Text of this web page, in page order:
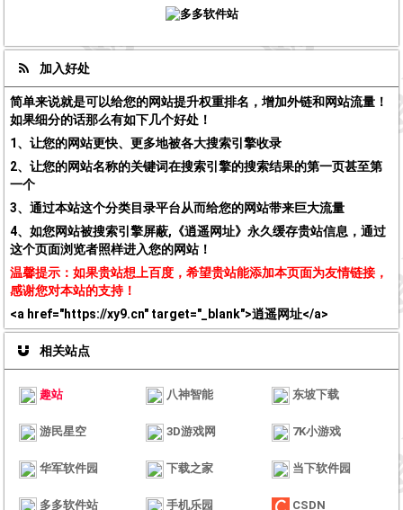
加入好处
简单来说就是可以给您的网站提升权重排名，增加外链和网站流量！
如果细分的话那么有如下几个好处！
1、让您的网站更快、更多地被各大搜索引擎收录
2、让您的网站名称的关键词在搜索引擎的搜索结果的第一页甚至第
一个
3、通过本站这个分类目录平台从而给您的网站带来巨大流量
4、如您网站被搜索引擎屏蔽,《逍遥网址》永久缓存贵站信息，通过
这个页面浏览者照样进入您的网站！
温馨提示：如果贵站想上百度，希望贵站能添加本页面为友情链接，
感谢您对本站的支持！
<a href="https://xy9.cn" target="_blank">逍遥网址</a>
相关站点
趣站 八神智能 东坡下载
游民星空 3D游戏网 7K小游戏
华军软件园 下载之家 当下软件园
多多软件站 手机乐园 CSDN